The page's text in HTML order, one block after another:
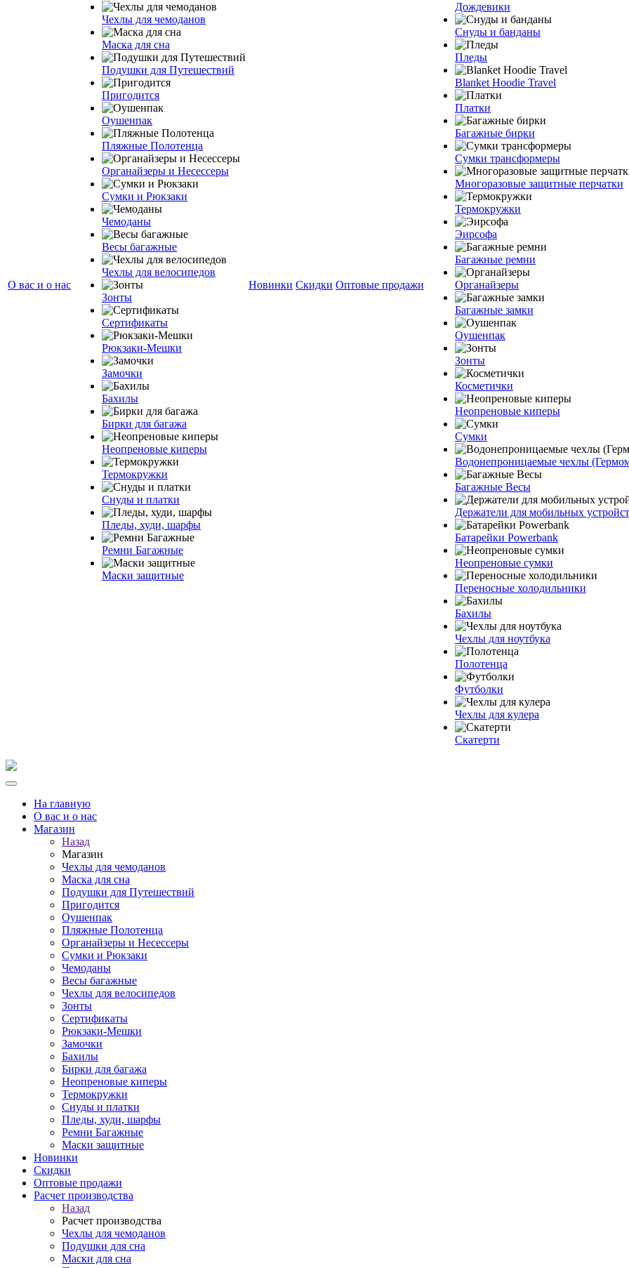
О вас и о нас
Чехлы для чемоданов
Маска для сна
Подушки для Путешествий
Пригодится
Оушенпак
Пляжные Полотенца
Органайзеры и Несессеры
Сумки и Рюкзаки
Чемоданы
Весы багажные
Чехлы для велосипедов
Зонты
Сертификаты
Рюкзаки-Мешки
Замочки
Бахилы
Бирки для багажа
Неопреновые киперы
Термокружки
Снуды и платки
Пледы, худи, шарфы
Ремни Багажные
Маски защитные
Новинки Скидки Оптовые продажи
Дождевики
Снуды и банданы
Пледы
Blanket Hoodie Travel
Платки
Багажные бирки
Сумки трансформеры
Многоразовые защитные перчатки
Термокружки
Эирсофа
Багажные ремни
Органайзеры
Багажные замки
Оушенпак
Зонты
Косметички
Неопреновые киперы
Сумки
Водонепроницаемые чехлы
Багажные Весы
Держатели для мобильных
Батарейки Powerbank
Неопреновые сумки
Переносные холодильники
Бахилы
Чехлы для ноутбука
Полотенца
Футболки
Чехлы для кулера
Скатерти
На главную
О вас и о нас
Магазин
Назад
Магазин
Чехлы для чемоданов
Маска для сна
Подушки для Путешествий
Пригодится
Оушенпак
Пляжные Полотенца
Органайзеры и Несессеры
Сумки и Рюкзаки
Чемоданы
Весы багажные
Чехлы для велосипедов
Зонты
Сертификаты
Рюкзаки-Мешки
Замочки
Бахилы
Бирки для багажа
Неопреновые киперы
Термокружки
Снуды и платки
Пледы, худи, шарфы
Ремни Багажные
Маски защитные
Новинки
Скидки
Оптовые продажи
Расчет производства
Назад
Расчет производства
Чехлы для чемоданов
Подушки для сна
Маски для сна